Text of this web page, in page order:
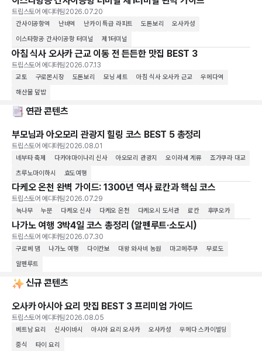
트립스토어 에디터팀 2026.07.20
간사이공항역 난바역 난카이 특급 라피트 도톤보리
오사카성
이스타항공 간사이공항 터미널
제1터미널
아침 식사 오사카 근교 이동 전 든든한 맛집 BEST 3
트립스토어 에디터팀 2026.07.13
교토 구로몬시장 도톤보리 모닝 세트 아침 식사 오사카 근교
우메다역
해산물 덮밥
연관 콘텐츠
부모님과 아오모리 관광지 힐링 코스 BEST 5 총정리
트립스토어 에디터팀 2026.08.01
네부타 축제 다카야마이나리 신사 아오모리 관광지 오이라세 계류
죠가쿠라 대교
츠루노마이하시
효도여행
다케오 온천 완벽 가이드: 1300년 역사 료칸과 핵심 코스
트립스토어 에디터팀 2026.07.29
녹나무 누문 다케오 신사 다케오 온천 다케오시 도서관 료칸 후쿠오카
나가노 여행 3박4일 코스 총정리 (알펜루트·소도시)
트립스토어 에디터팀 2026.07.30
구로베 댐 나가노 여행 다이칸보 대왕 와사비 농원 마고메주쿠
무로도
알펜루트
신규 콘텐츠
오사카 아시아 요리 맛집 BEST 3 프리미엄 가이드
트립스토어 에디터팀 2026.08.05
베트남 요리 신사이바시 아시아 요리 오사카 오사카성
우메다 스카이빌딩
중식
타이 요리